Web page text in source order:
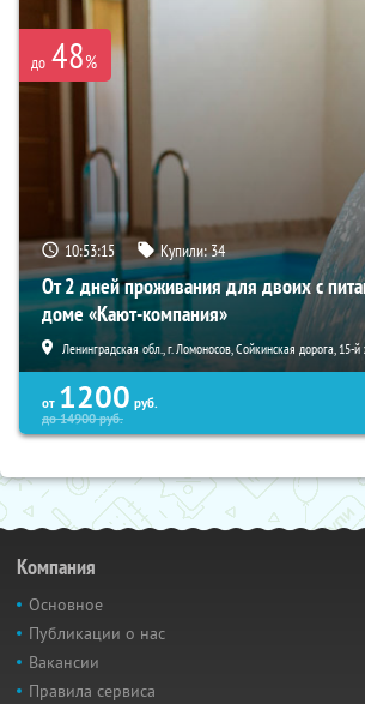
до 48%
10:53:13 Купили:34
От 2 дней проживания для двоих с
доме «Кают-компания»
Ленинградская обл., г. Ломоносов, Сойкинская дорога, 15-
от 1200 руб.
до14900руб.
Компания
Основное
Публикации о нас
Вакансии
Правила сервиса